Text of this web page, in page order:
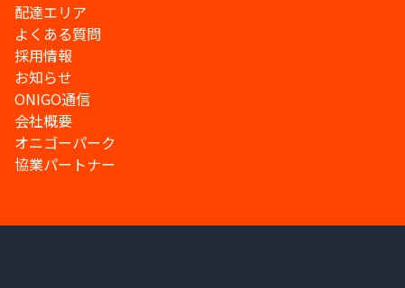
配達エリア
よくある質問
採用情報
お知らせ
ONIGO通信
会社概要
オニゴーパーク
協業パートナー